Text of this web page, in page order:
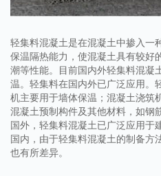
轻集料混凝土是在混凝土中掺入一
保温隔热能力，使混凝土具有较好
潮等性能。目前国内外轻集料混凝
温。轻集料在国内外已广泛应用。
机主要用于墙体保温；混凝土浇筑
混凝土预制构件及其他材料，如钢
国外，轻集料混凝土已广泛应用于
国内，由于轻集料混凝土的制备方
也有所差异。